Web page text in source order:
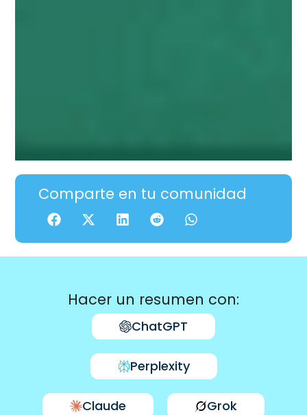
Comparte en tu comunidad
Hacer un resumen con:
ChatGPT
Perplexity
Claude Grok